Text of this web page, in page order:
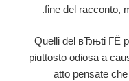
fine del racconto,
Quelli del вЂњti ГЁ
piuttosto odiosa a
atto pensate